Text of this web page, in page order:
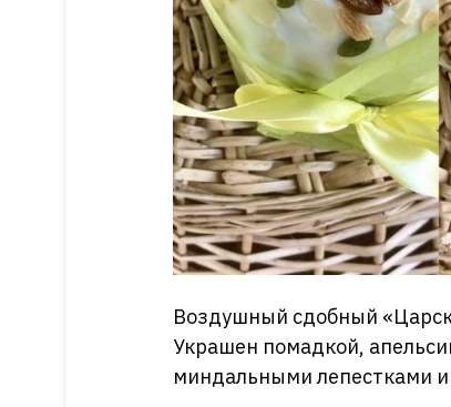
Воздушный сдобный
Украшен помадкой,
миндальными лепестками